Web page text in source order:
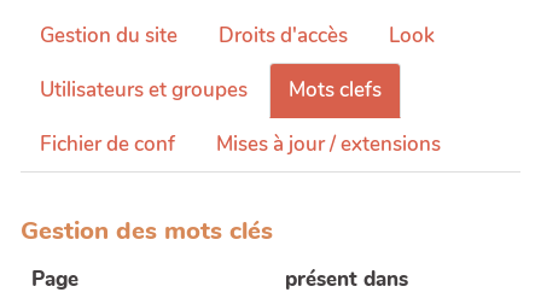
Gestion du site Droits d'accès
Look
Utilisateurs et groupes
Mots clefs
Fichier de conf
Mises à jour / extensions
Gestion des mots clés
Page présent dans